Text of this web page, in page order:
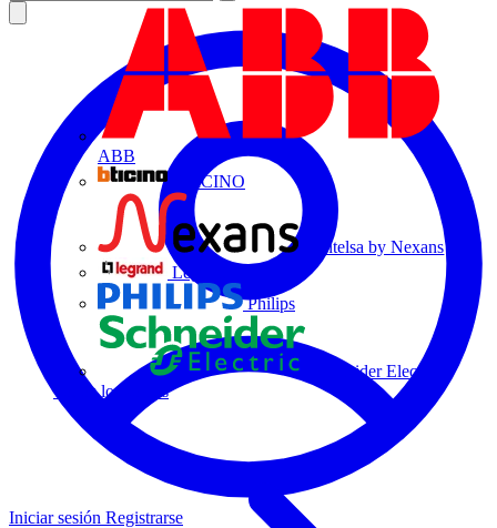
ABB
BTICINO
Centelsa by Nexans
Legrand
Philips
Schneider Electric
Todos los socios
Iniciar sesión Registrarse